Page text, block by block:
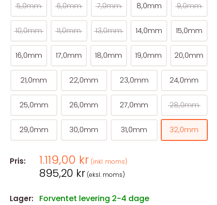
32,0mm
28,0mm
30,0mm 31,0mm
26,0mm
22,0mm
29,0mm
25,0mm
20,0mm
24,0mm
27,0mm
23,0mm
21,0mm
18,0mm 19,0mm
16,0mm
14,0mm 15,0mm
17,0mm
11,0mm 13,0mm
10,0mm
9,0mm
7,0mm
6,0mm 8,0mm
5,0mm
Pris: Salgspris
1.119,00 kr (inkl. moms)
Salgspris
895,20 kr (eksl. moms)
Lager: Forventet levering 2-4 dage